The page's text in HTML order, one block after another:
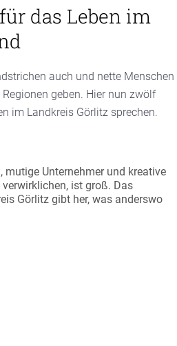
das Leben im
auch und nette Menschen
geben. Hier nun zwölf
im Landkreis Görlitz sprechen.
mutige Unternehmer und kreative
ist groß. Das
Görlitz gibt her, was anderswo